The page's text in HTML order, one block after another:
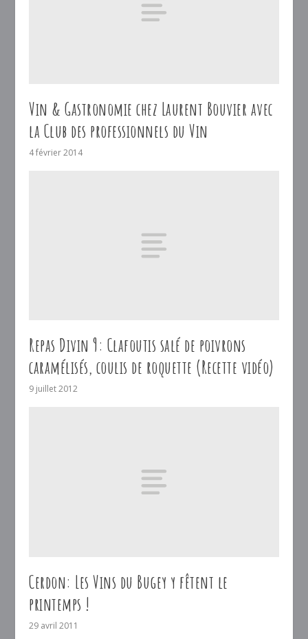
Vin & Gastronomie chez Laurent Bouvier avec
la Club des professionnels du Vin
4 février 2014
Repas Divin 9: Clafoutis salé de poivrons
caramélisés, coulis de roquette (Recette vidéo)
9 juillet 2012
Cerdon: Les Vins du Bugey y fêtent le
printemps !
29 avril 2011